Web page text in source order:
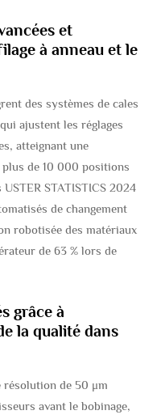
et
à anneau et le
des systèmes de cales
ajustent les réglages
atteignant une
plus de 10 000 positions
STATISTICS 2024
de changement
robotisée des matériaux
de 63 % lors de
grâce à
la qualité dans
résolution de 50 μm
avant le bobinage,